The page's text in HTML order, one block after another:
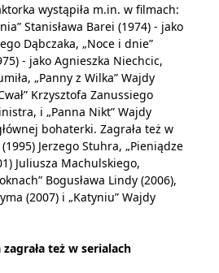
wystąpiła m.in. w filmach:
Stanisława Barei (1974) - jako
Dąbczaka, „Noce i dnie”
- jako Agnieszka Niechcic,
„Panny z Wilka” Wajdy
Krzysztofa Zanussiego
i „Panna Nikt” Wajdy
bohaterki. Zagrała też w
(1995) Jerzego Stuhra, „Pieniądze
Juliusza Machulskiego,
Bogusława Lindy (2006),
(2007) i „Katyniu” Wajdy
też w serialach